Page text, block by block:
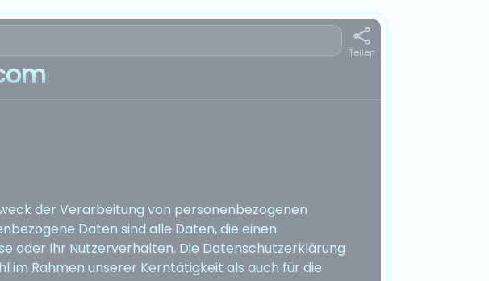
Teilen
der Verarbeitung von personenbezogenen
Daten sind alle Daten, die einen
oder Ihr Nutzerverhalten. Die Datenschutzerklärung
Rahmen unserer Kerntätigkeit als auch für die